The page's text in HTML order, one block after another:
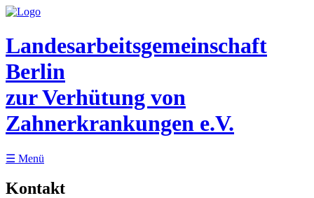
Landesarbeitsgemeinschaft
Berlin
zur Verhütung von
Zahnerkrankungen e.V.
☰ Menü
Kontakt